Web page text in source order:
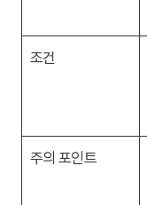
조건
주의 포인트